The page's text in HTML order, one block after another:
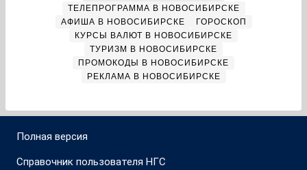
ТЕЛЕПРОГРАММА В НОВОСИБИРСКЕ
АФИША В НОВОСИБИРСКЕ
ГОРОСКОП
КУРСЫ ВАЛЮТ В НОВОСИБИРСКЕ
ТУРИЗМ В НОВОСИБИРСКЕ
ПРОМОКОДЫ В НОВОСИБИРСКЕ
РЕКЛАМА В НОВОСИБИРСКЕ
Полная версия
Справочник пользователя НГС